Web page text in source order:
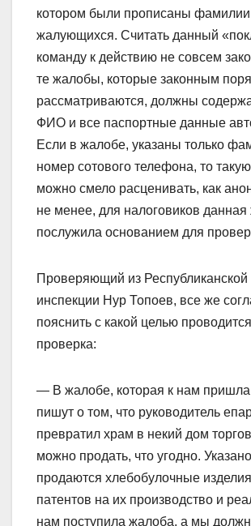
котором были прописаны
жалующихся. Считать данный
команду к действию не совсем
те жалобы, которые законным
рассматриваются, должны
ФИО и все паспортные данные
Если в жалобе, указаны только
номер сотового телефона, то
можно смело расценивать, как
не менее, для налоговиков
послужила основанием для
Проверяющий из Республиканской
инспекции Нур Топоев, все же
пояснить с какой целью
проверка:
— В жалобе, которая к нам
пишут о том, что руководитель
превратил храм в некий дом
можно продать, что угодно.
продаются хлебобулочные
патентов на их производство и
нам поступила жалоба, а мы